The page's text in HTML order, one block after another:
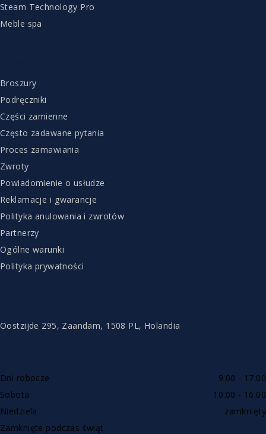
Steam Technology Pro
Meble spa
Broszury
Podręczniki
Części zamienne
Często zadawane pytania
Proces zamawiania
Zwroty
Powiadomienie o usłudze
Reklamacje i gwarancje
Polityka anulowania i zwrotów
Partnerzy
Ogólne warunki
Polityka prywatności
Oostzijde 295, Zaandam, 1508 PL, Holandia
Dni robocze
9:00 - 17:00
Sobota
10:00 - 16:00
Niedziela
zamknięty
Zamknięte podczas świąt